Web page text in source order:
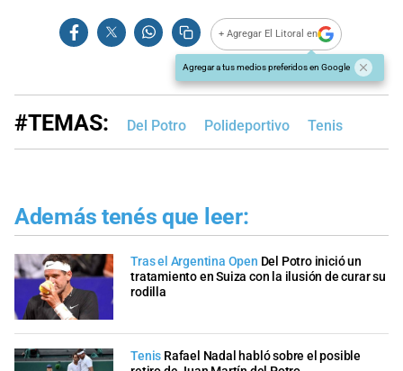
+ Agregar El Litoral en
Agregar a tus medios preferidos en Google
#TEMAS: Del Potro Polideportivo Tenis
Además tenés que leer:
Tras el Argentina Open Del Potro inició un
tratamiento en Suiza con la ilusión de curar su
rodilla
Tenis Rafael Nadal habló sobre el posible